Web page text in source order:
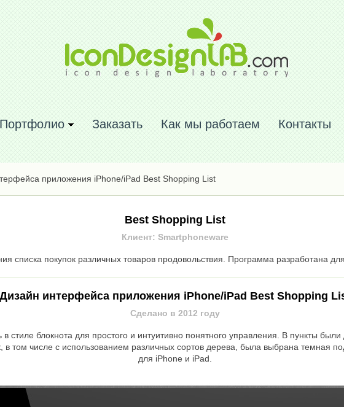
Портфолио Заказать Как мы работаем Контакты
приложения iPhone/iPad Best Shopping List
Best Shopping List
Клиент: Smartphoneware
списка покупок различных товаров продовольствия. Программа разработана
Дизайн интерфейса приложения iPhone/iPad Best Shopping
Сделано в 2012 году
стиле блокнота для простого и интуитивно понятного управления. В пункты
в том числе с использованием различных сортов дерева, была выбрана темная
для iPhone и iPad.